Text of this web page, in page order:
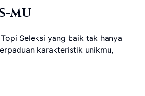
mu
Seleksi yang baik tak hanya
karakteristik unikmu,